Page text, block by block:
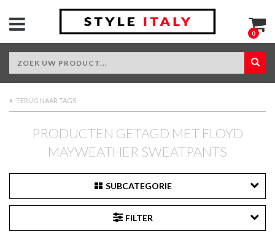
0
TERUG NAAR TAGS
PRODUCTEN GETAGD MET FLOYD
MAYWEATHER SWEATPANTS
SUBCATEGORIE
FILTER